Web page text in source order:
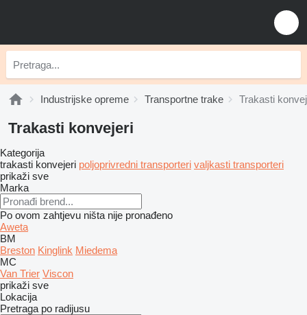
Industrijske opreme Transportne trake Trakasti
Trakasti konvejeri
Kategorija
trakasti konvejeri poljoprivredni transporteri valjkasti transporteri
prikaži sve
Marka
Po ovom zahtjevu ništa nije pronađeno
Aweta
BM
Breston Kinglink Miedema
MC
Van Trier Viscon
prikaži sve
Lokacija
Pretraga po radijusu